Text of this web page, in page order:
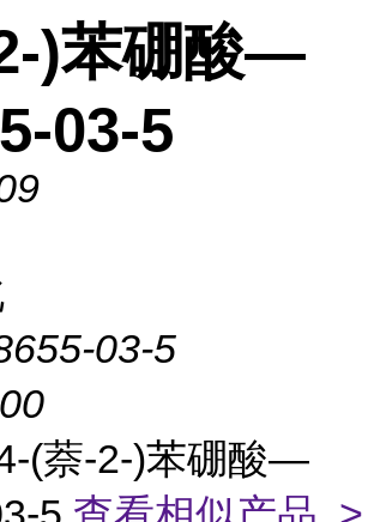
)苯硼酸—
03-5
03-5
(萘-2-)苯硼酸—